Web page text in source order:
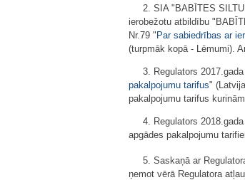
2. SIA "BABĪTES
ierobežotu atbildību
Nr.79 "Par sabiedrības ar
(turpmāk kopā - Lēmumi).
3. Regulators
pakalpojumu tarifus"
pakalpojumu tarifus
4. Regulators
apgādes pakalpojumu
5. Saskaņā ar
ņemot vērā Regulatora